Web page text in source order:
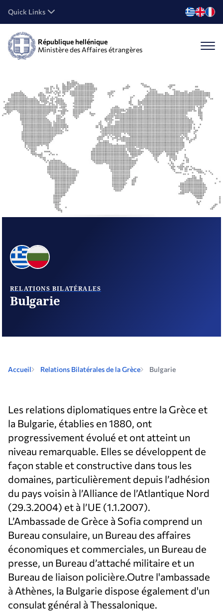
Quick Links
République hellénique
Ministère des Affaires étrangères
RELATIONS BILATÉRALES
Bulgarie
Accueil Relations Bilatérales de la Grèce Bulgarie
Les relations diplomatiques entre la Grèce et
la Bulgarie, établies en 1880, ont
progressivement évolué et ont atteint un
niveau remarquable. Elles se développent de
façon stable et constructive dans tous les
domaines, particulièrement depuis l’adhésion
du pays voisin à l’Alliance de l’Atlantique Nord
(29.3.2004) et à l’UE (1.1.2007).
L’Ambassade de Grèce à Sofia comprend un
Bureau consulaire, un Bureau des affaires
économiques et commerciales, un Bureau de
presse, un Bureau d’attaché militaire et un
Bureau de liaison policière.Outre l'ambassade
à Athènes, la Bulgarie dispose également d'un
consulat général à Thessalonique.